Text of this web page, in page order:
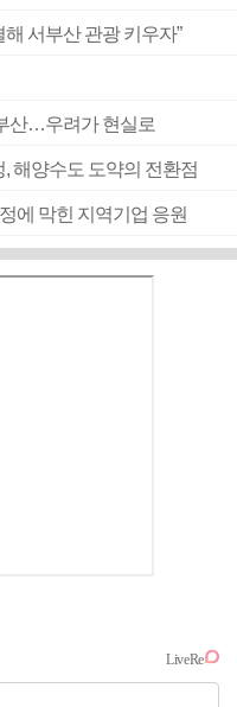
해 서부산 관광 키우자”
산…우려가 현실로
해양수도 도약의 전환점
에 막힌 지역기업 응원